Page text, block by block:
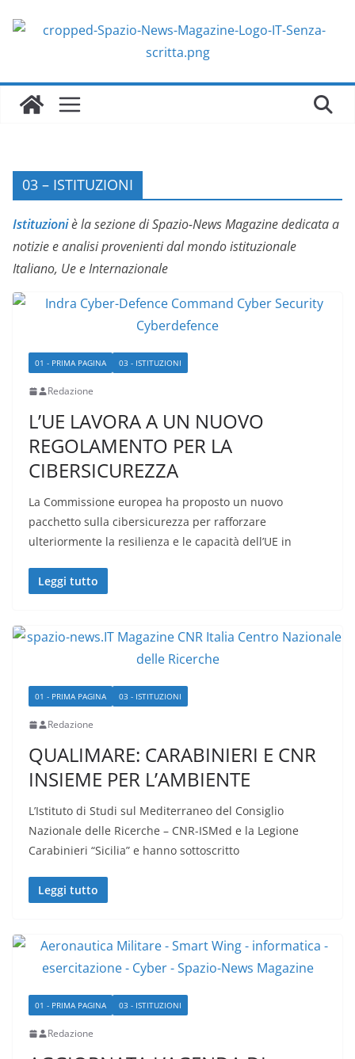
03 – ISTITUZIONI
Istituzioniè la sezione di Spazio-News Magazine dedicata a
notizie e analisi provenienti dal mondo istituzionale
Italiano, Ue e Internazionale
01 - PRIMA PAGINA 03 - ISTITUZIONI
Redazione
L’UE LAVORA A UN NUOVO
REGOLAMENTO PER LA
CIBERSICUREZZA
La Commissione europea ha proposto un nuovo
pacchetto sulla cibersicurezza per rafforzare
ulteriormente la resilienza e le capacità dell’UE in
Leggi tutto
01 - PRIMA PAGINA 03 - ISTITUZIONI
Redazione
QUALIMARE: CARABINIERI E CNR
INSIEME PER L’AMBIENTE
L’Istituto di Studi sul Mediterraneo del Consiglio
Nazionale delle Ricerche – CNR-ISMed e la Legione
Carabinieri “Sicilia” e hanno sottoscritto
Leggi tutto
01 - PRIMA PAGINA 03 - ISTITUZIONI
Redazione